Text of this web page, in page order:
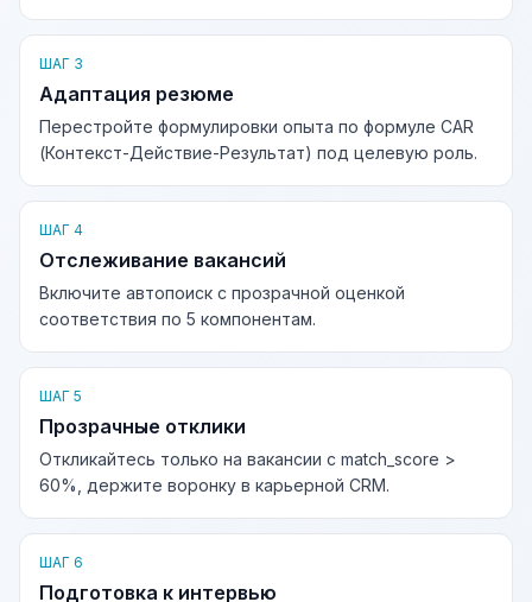
ШАГ 3
Адаптация резюме
Перестройте формулировки опыта по формуле CAR
(Контекст-Действие-Результат) под целевую роль.
ШАГ 4
Отслеживание вакансий
Включите автопоиск с прозрачной оценкой
соответствия по 5 компонентам.
ШАГ 5
Прозрачные отклики
Откликайтесь только на вакансии с match_score >
60%, держите воронку в карьерной CRM.
ШАГ 6
Подготовка к интервью